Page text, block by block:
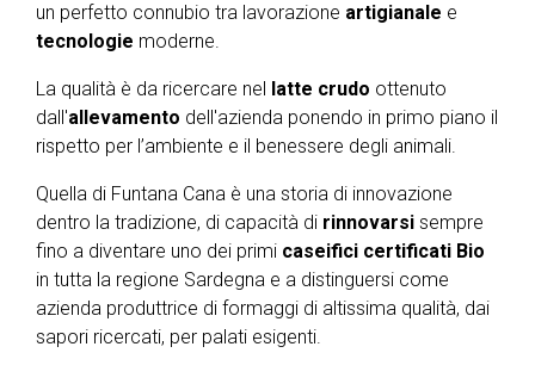
un perfetto connubio tra lavorazione artigianale e
tecnologie moderne.
La qualità è da ricercare nel latte crudo ottenuto
dall'allevamento dell'azienda ponendo in primo piano il
rispetto per l’ambiente e il benessere degli animali.
Quella di Funtana Cana è una storia di innovazione
dentro la tradizione, di capacità di rinnovarsi sempre
fino a diventare uno dei primi caseifici certificati Bio
in tutta la regione Sardegna e a distinguersi come
azienda produttrice di formaggi di altissima qualità, dai
sapori ricercati, per palati esigenti.